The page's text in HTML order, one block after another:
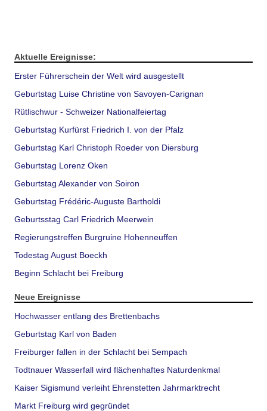
Aktuelle Ereignisse:
Erster Führerschein der Welt wird ausgestellt
Geburtstag Luise Christine von Savoyen-Carignan
Rütlischwur - Schweizer Nationalfeiertag
Geburtstag Kurfürst Friedrich I. von der Pfalz
Geburtstag Karl Christoph Roeder von Diersburg
Geburtstag Lorenz Oken
Geburtstag Alexander von Soiron
Geburtstag Frédéric-Auguste Bartholdi
Geburtsstag Carl Friedrich Meerwein
Regierungstreffen Burgruine Hohenneuffen
Todestag August Boeckh
Beginn Schlacht bei Freiburg
Neue Ereignisse
Hochwasser entlang des Brettenbachs
Geburtstag Karl von Baden
Freiburger fallen in der Schlacht bei Sempach
Todtnauer Wasserfall wird flächenhaftes Naturdenkmal
Kaiser Sigismund verleiht Ehrenstetten Jahrmarktrecht
Markt Freiburg wird gegründet